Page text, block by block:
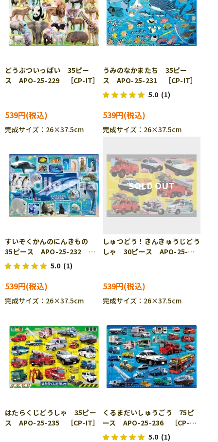
どうぶついっぱい 35ピー
ス APO-25-229 ［CP-IT］
539円
完成サイズ：26×37.5cm
うみのなかまたち 35ピー
ス APO-25-231 ［CP-IT］
5.0 (1)
539円
完成サイズ：26×37.5cm
すいぞくかんのにんきもの
35ピース APO-25-232
［CP-IT］
5.0 (1)
539円
完成サイズ：26×37.5cm
しゅつどう！きんきゅうじどう
しゃ 30ピース APO-25-
539円
完成サイズ：26×37.5cm
はたらくじどうしゃ 35ピー
ス APO-25-235 ［CP-IT］
くるまだいしゅうごう 75ピ
ース APO-25-236 ［CP-
IT］
5.0 (1)